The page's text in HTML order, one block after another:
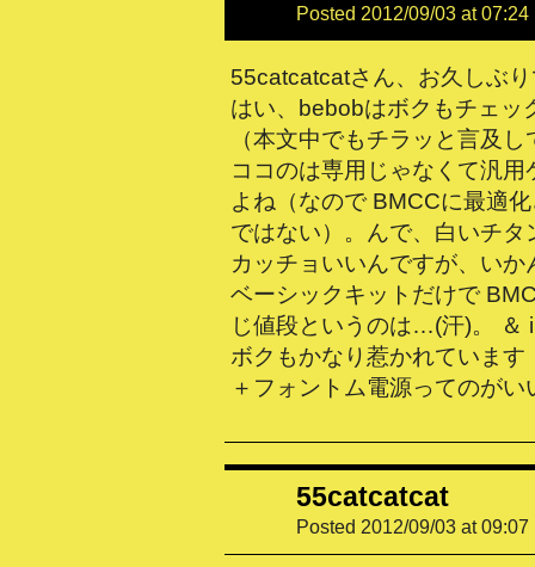
Posted 2012/09/03 at 07:24
55catcatcatさん、お久しぶ
はい、bebobはボクもチェッ
（本文中でもチラッと言及
ココのは専用じゃなくて汎用
よね（なので BMCCに最適
ではない）。んで、白いチタ
カッチョいいんですが、いか
ベーシックキットだけで
じ値段というのは…(汗)。 ＆
ボクもかなり惹かれています
＋フォントム電源ってのがい
55catcatcat
Posted 2012/09/03 at 09:07